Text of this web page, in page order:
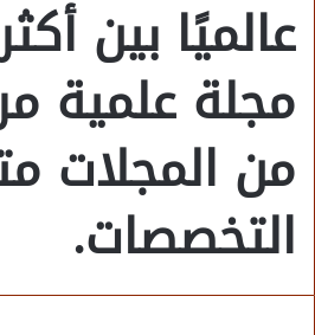
مجلة علمية
من المجلات
التخصصات.